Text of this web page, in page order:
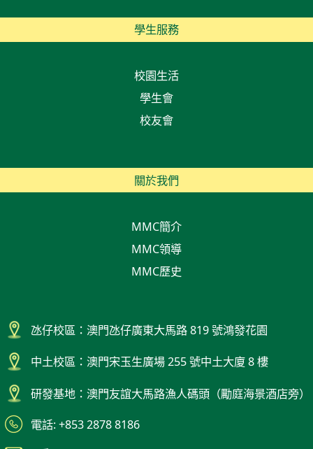
學生服務
校園生活
學生會
校友會
關於我們
MMC簡介
MMC領導
MMC歷史
氹仔校區：澳門氹仔廣東大馬路 819 號鴻發花園
中土校區：澳門宋玉生廣場 255 號中土大廈 8 樓
研發基地：澳門友誼大馬路漁人碼頭（勵庭海景酒店旁）
電話: +853 2878 8186